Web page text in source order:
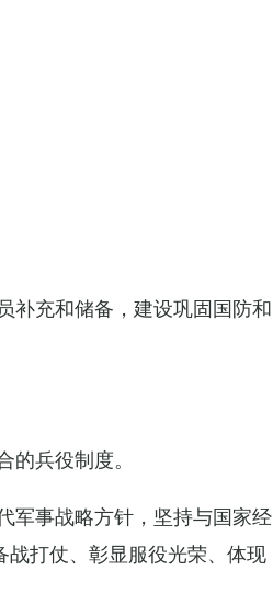
补充和储备，建设巩固国防和
兵役制度。
军事战略方针，坚持与国家经
打仗、彰显服役光荣、体现